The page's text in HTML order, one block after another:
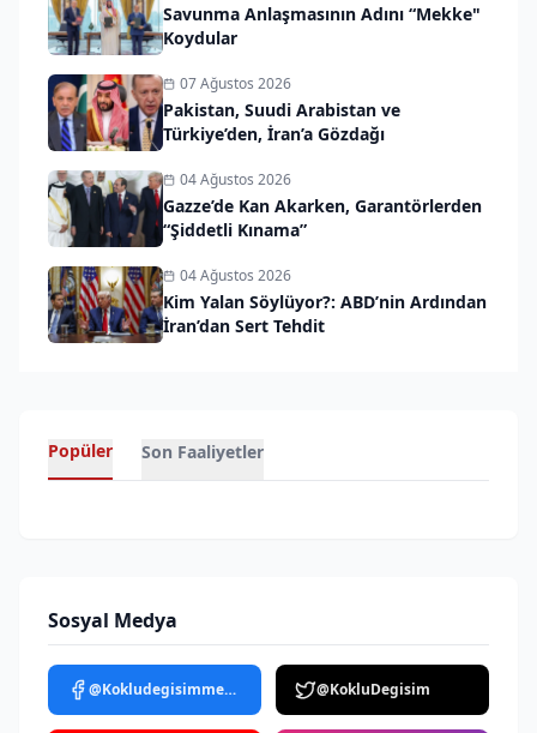
Savunma Anlaşmasının Adını “Mekke"
Koydular
07 Ağustos 2026
Pakistan, Suudi Arabistan ve
Türkiye’den, İran’a Gözdağı
04 Ağustos 2026
Gazze’de Kan Akarken, Garantörlerden
“Şiddetli Kınama”
04 Ağustos 2026
Kim Yalan Söylüyor?: ABD’nin Ardından
İran’dan Sert Tehdit
Popüler Son Faaliyetler
Sosyal Medya
@Kokludegisimmedya @KokluDegisim